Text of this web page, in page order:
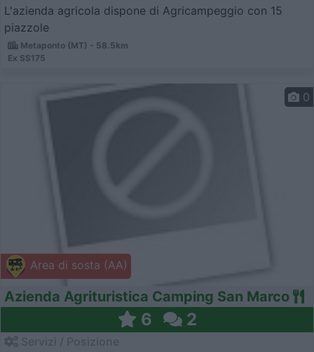
L'azienda agricola dispone di Agricampeggio con 15
piazzole
Metaponto (MT) - 58.5km
Ex SS175
Area di sosta (AA)
0
Azienda Agrituristica Camping San Marco
6 2